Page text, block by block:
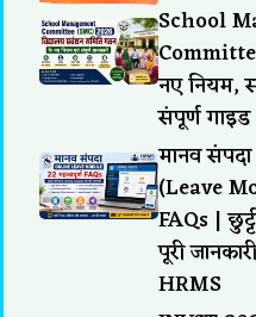
School
नए नियम,
संपूर्ण गाइड
मानव
(Leave
FAQs |
पूरी
HRMS